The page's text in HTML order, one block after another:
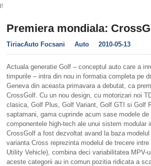
Premiera mondiala:
TiriacAuto Focsani Auto 2010-05-13
Actuala generatie Golf – conceptul auto care a
timpurile – intra din nou in formatia completa pe
Geneva din aceasta primavara a debutat, ca
CrossGolf. Cu un nou design, cu motorizari noi
clasica, Golf Plus, Golf Variant, Golf GTI si Golf
saptamani, gama cuprinde acum sase modele
componentele high-tech ale unui sistem
CrossGolf a fost dezvoltat avand la baza
varianta Cross reprezinta modelul de trecere
Utility Vehicle), combina deci variabilitatea MPV-
aceste categorii au in comun pozitia ridicata a